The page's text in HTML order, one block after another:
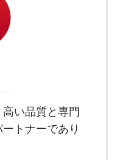
い品質と専門
トナーであり